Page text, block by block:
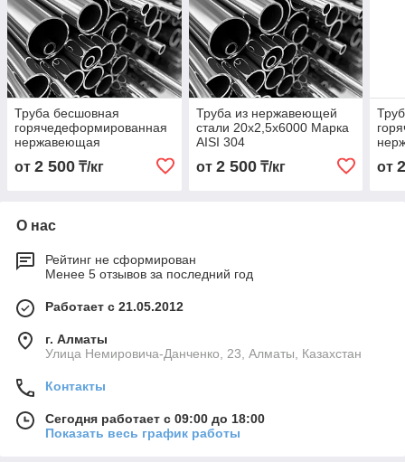
Труба бесшовная
горячедеформированная
нержавеющая
20х2,0х6000 Марка AISI
304
от 2 500 ₸/кг
Труба из нержавеющей
стали 20х2,5х6000 Марка
AISI 304
от 2 500₸/кг
304
от
О нас
Рейтинг не сформирован
Менее 5 отзывов за последний год
Работает с 21.05.2012
г. Алматы
Улица Немировича-Данченко, 23, Алматы, Казахстан
Контакты
Сегодня работает с 09:00 до 18:00
Показать весь график работы